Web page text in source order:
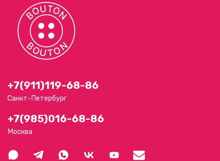
+7(911)119-68-86
Санкт-Петербург
+7(985)016-68-86
Москва